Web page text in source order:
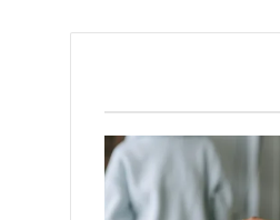
بين يديك: اكتشف
ثورة طبية واعدة